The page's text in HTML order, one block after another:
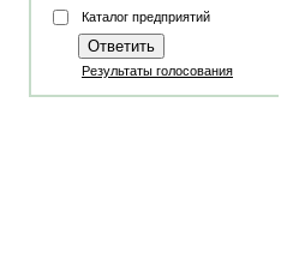
Каталог предприятий
Результаты голосования